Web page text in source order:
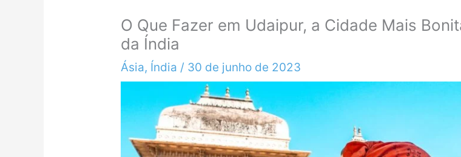
O Que Fazer em Udaipur, a Cidade Mais
da Índia
Ásia, Índia / 30 de junho de 2023